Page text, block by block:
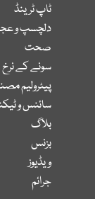
ٹاپ ٹرینڈ
دلچسپ و
صحت
سونے کے نرخ
پیٹرولیم
سائنس و
بلاگ
بزنس
ویڈیوز
جرائم